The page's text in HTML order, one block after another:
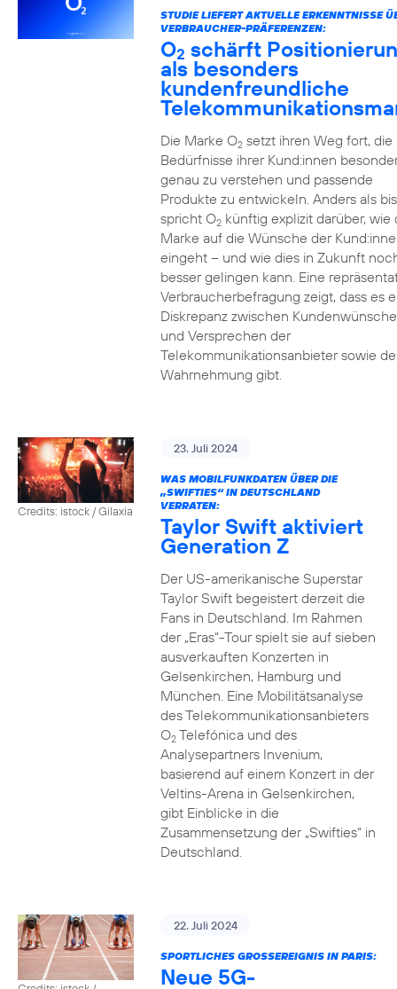
STUDIE LIEFERT AKTUELLE ERKENNTNISSE
VERBRAUCHER-PRÄFERENZEN:
O2 schärft
als besonders
kundenfreundliche
Die Marke O2setzt ihren Weg fort, die
Bedürfnisse ihrer Kund:innen
genau zu verstehen und passende
Produkte zu entwickeln. Anders als
spricht O2künftig explizit darüber, wie
Marke auf die Wünsche der
eingeht – und wie dies in Zukunft
besser gelingen kann. Eine
Verbraucherbefragung zeigt, dass es
Diskrepanz zwischen
und Versprechen der
Telekommunikationsanbieter sowie
Wahrnehmung gibt.
Credits: istock / Gilaxia
23. Juli 2024
WAS MOBILFUNKDATEN ÜBER DIE
„SWIFTIES“ IN DEUTSCHLAND
VERRATEN:
Taylor Swift aktiviert
Generation Z
Der US-amerikanische Superstar
Taylor Swift begeistert derzeit die
Fans in Deutschland. Im Rahmen
der „Eras“-Tour spielt sie auf sieben
ausverkauften Konzerten in
Gelsenkirchen, Hamburg und
München. Eine Mobilitätsanalyse
des Telekommunikationsanbieters
O2Telefónica und des
Analysepartners Invenium,
basierend auf einem Konzert in der
Veltins-Arena in Gelsenkirchen,
gibt Einblicke in die
Zusammensetzung der „Swifties“ in
Deutschland.
22. Juli 2024
SPORTLICHES GROSSEREIGNIS IN PARIS:
Neue 5G-